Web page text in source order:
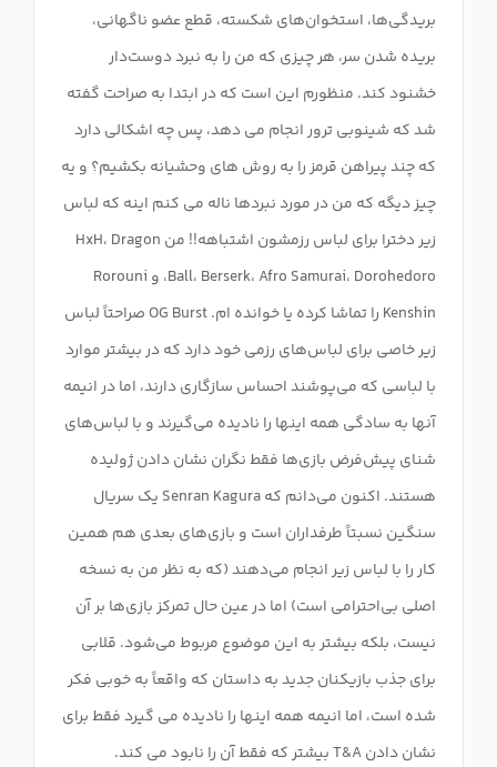
بریدگی‌ها، استخوان‌های شکسته، قطع عضو ناگهانی،
بریده شدن سر، هر چیزی که من را به نبرد دوست‌دار
خشنود کند. منظورم این است که در ابتدا به صراحت گفته
شد که شینوبی ترور انجام می دهد، پس چه اشکالی دارد
که چند پیراهن قرمز را به روش های وحشیانه بکشیم؟ و یه
چیز دیگه که من در مورد نبردها ناله می کنم اینه که لباس
زیر دخترا برای لباس رزمشون اشتباهه!! من HxH، Dragon
Ball، Berserk، Afro Samurai، Dorohedoro، و Rorouni
Kenshin را تماشا کرده یا خوانده ام. OG Burst صراحتاً لباس
زیر خاصی برای لباس‌های رزمی خود دارد که در بیشتر موارد
با لباسی که می‌پوشند احساس سازگاری دارند، اما در انیمه
آنها به سادگی همه اینها را نادیده می‌گیرند و با لباس‌های
شنای پیش‌فرض بازی‌ها فقط نگران نشان دادن ژولیده
هستند. اکنون می‌دانم که Senran Kagura یک سریال
سنگین نسبتاً طرفداران است و بازی‌های بعدی هم همین
کار را با لباس زیر انجام می‌دهند (که به نظر من به نسخه
اصلی بی‌احترامی است) اما در عین حال تمرکز بازی‌ها بر آن
نیست، بلکه بیشتر به این موضوع مربوط می‌شود. قلابی
برای جذب بازیکنان جدید به داستان که واقعاً به خوبی فکر
شده است، اما انیمه همه اینها را نادیده می گیرد فقط برای